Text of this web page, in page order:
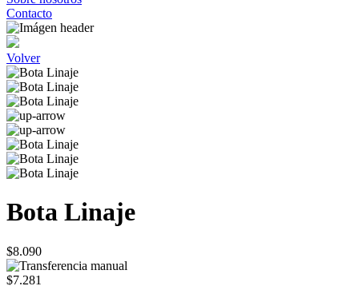
Contacto
Volver
Bota Linaje
$8.090
$7.281